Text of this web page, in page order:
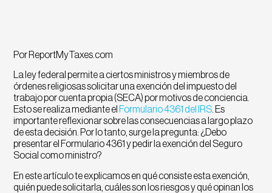
Por ReportMyTaxes.com
La ley federal permite a ciertos ministros y miembros de
órdenes religiosas solicitar una exención del impuesto del
trabajo por cuenta propia (SECA) por motivos de conciencia.
Esto se realiza mediante el Formulario 4361 del IRS. Es
importante reflexionar sobre las consecuencias a largo plazo
de esta decisión. Por lo tanto, surge la pregunta: ¿Debo
presentar el Formulario 4361 y pedir la exención del Seguro
Social como ministro?
En este artículo te explicamos en qué consiste esta exención,
quién puede solicitarla, cuáles son los riesgos y qué opinan los